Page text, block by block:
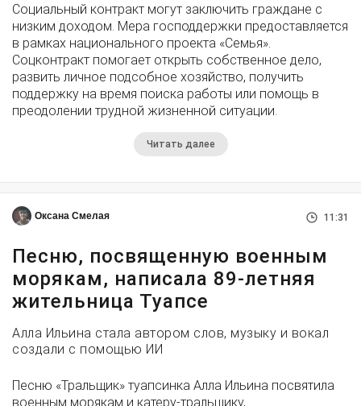
Социальный контракт могут заключить граждане с
низким доходом. Мера господдержки предоставляется
в рамках национального проекта «Семья».
Соцконтракт помогает открыть собственное дело,
развить личное подсобное хозяйство, получить
поддержку на время поиска работы или помощь в
преодолении трудной жизненной ситуации.
Читать далее
Оксана Смелая 11:31
Песню, посвященную военным
морякам, написала 89-летняя
жительница Туапсе
Алла Ильина стала автором слов, музыку и вокал
создали с помощью ИИ
Песню «Тральщик» туапсинка Алла Ильина посвятила
военным морякам и катеру-тральщику,